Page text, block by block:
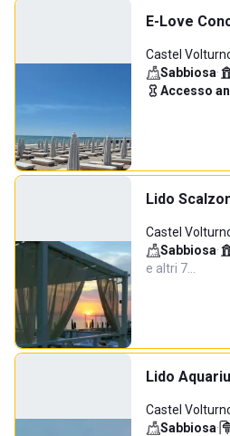
E-Love
Castel
Sabbiosa·
Accesso
Lido
Castel
Sabbiosa·
e altri 7…
Lido
Castel
Sabbiosa·